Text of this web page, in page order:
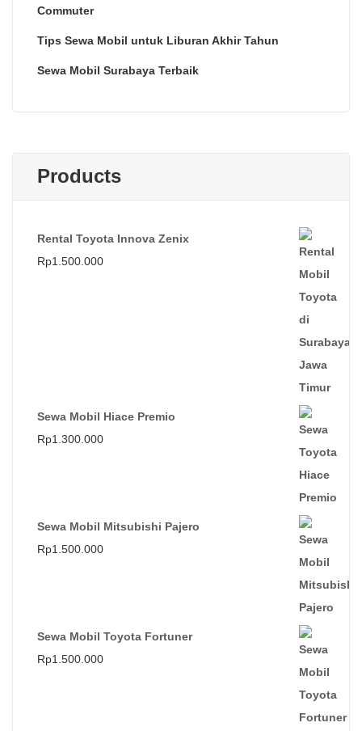
Commuter
Tips Sewa Mobil untuk Liburan Akhir Tahun
Sewa Mobil Surabaya Terbaik
Products
Rental Toyota Innova Zenix
Rp1.500.000
Sewa Mobil Hiace Premio
Rp1.300.000
Sewa Mobil Mitsubishi Pajero
Rp1.500.000
Sewa Mobil Toyota Fortuner
Rp1.500.000